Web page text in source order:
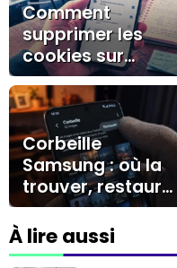
Comment
supprimer les
cookies sur
Android : guide
pratique pour une
navigation fluide
et privée
Corbeille
Samsung : où la
trouver, restaurer
vos fichiers et
agir avant 30
jours
À lire aussi